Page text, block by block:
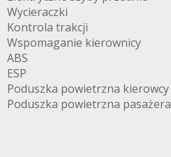
Wycieraczki
Kontrola trakcji
Wspomaganie kierownicy
ABS
ESP
Poduszka powietrzna kierowcy
Poduszka powietrzna pasażera